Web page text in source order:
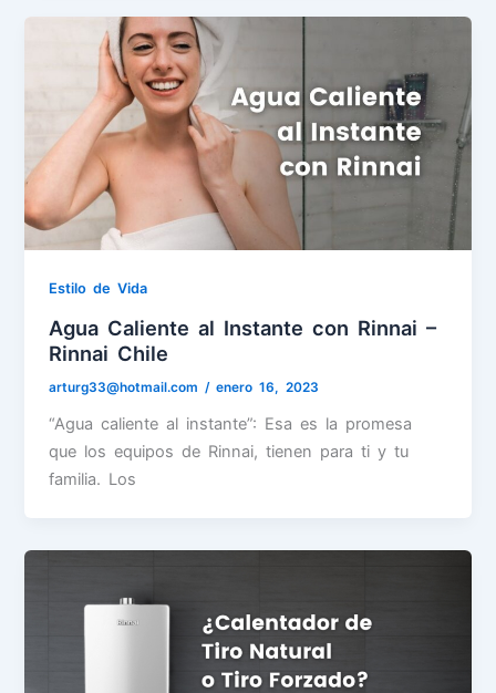
Estilo de Vida
Agua Caliente al Instante con Rinnai –
Rinnai Chile
arturg33@hotmail.com/enero 16, 2023
“Agua caliente al instante”: Esa es la promesa
que los equipos de Rinnai, tienen para ti y tu
familia. Los